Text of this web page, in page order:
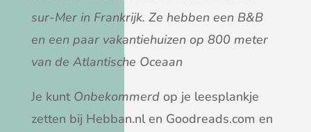
sur-Mer in Frankrijk. Ze hebben een B&B
en een paar vakantiehuizen op 800 meter
van de Atlantische Oceaan
Je kunt Onbekommerdop je leesplankje
zetten bij Hebban.nl en Goodreads.com en